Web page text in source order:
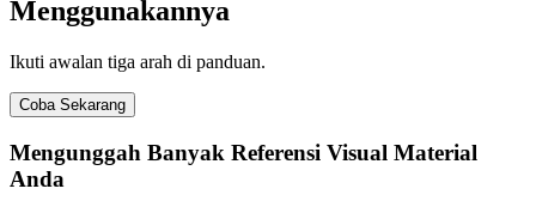
Menggunakannya
Ikuti awalan tiga arah di panduan.
Coba Sekarang
Mengunggah Banyak Referensi Visual Material
Anda